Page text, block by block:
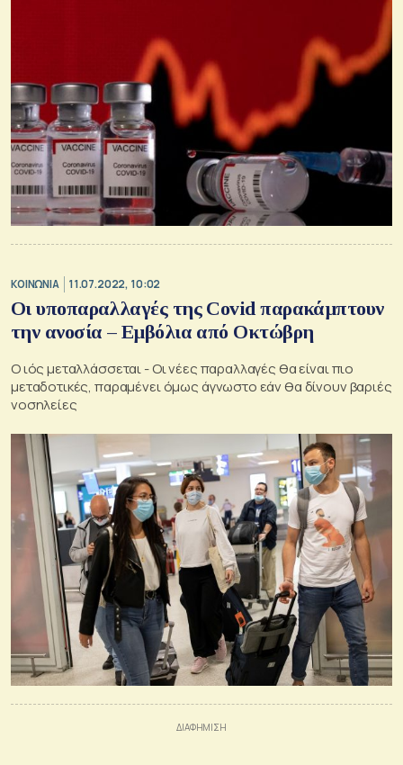
ΚΟΙΝΩΝΙΑ 11.07.2022, 10:02
Οι υποπαραλλαγές της Covid παρακάμπτουν
την ανοσία – Εμβόλια από Οκτώβρη
Ο ιός μεταλλάσσεται - Οι νέες παραλλαγές θα είναι πιο
μεταδοτικές, παραμένει όμως άγνωστο εάν θα δίνουν βαριές
νοσηλείες